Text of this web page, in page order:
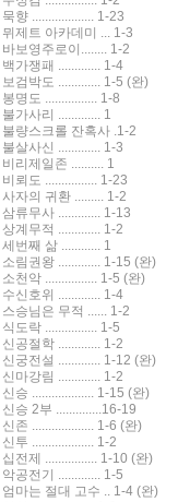
묵향 ................... 1-23
뮈제트 아카데미 ... 1-3
바보영주로이........ 1-2
백가쟁패 ............. 1-4
보검박도 ............. 1-5 (완)
봉명도 ................ 1-8
불가사리 ............. 1
불량스크롤 잔혹사 .1-2
불살사신 ............. 1-3
비리제일존 .......... 1
비뢰도 ................ 1-23
사자의 귀환 ......... 1-2
삼류무사 ............. 1-13
상계무적 ............. 1-2
세번째 삶 ............ 1
소림권왕 ............. 1-15 (완)
소천악 ................ 1-5 (완)
수신호위 ............. 1-4
스승님은 무적 ...... 1-2
식도락 ................ 1-5
신공절학 ............. 1-2
신궁전설 ............. 1-12 (완)
신마강림 ............. 1-2
신승 ................... 1-15 (완)
신승 2부 ..............16-19
신존 ................... 1-6 (완)
신투 ................... 1-2
십전제 ................ 1-10 (완)
악공전기 ............. 1-5
엄마는 절대 고수 .. 1-4 (완)